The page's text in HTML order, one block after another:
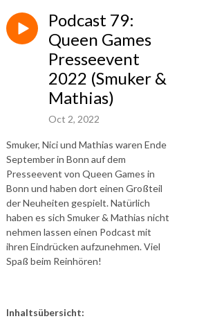
Podcast 79:
Queen Games
Presseevent
2022 (Smuker &
Mathias)
Oct 2, 2022
Smuker, Nici und Mathias waren Ende
September in Bonn auf dem
Presseevent von Queen Games in
Bonn und haben dort einen Großteil
der Neuheiten gespielt. Natürlich
haben es sich Smuker & Mathias nicht
nehmen lassen einen Podcast mit
ihren Eindrücken aufzunehmen. Viel
Spaß beim Reinhören!
Inhaltsübersicht: